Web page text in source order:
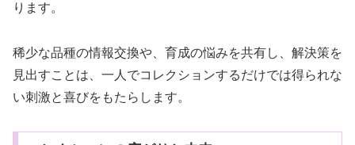
ります。
稀少な品種の情報交換や、育成の悩みを共有し、解決策を
見出すことは、一人でコレクションするだけでは得られな
い刺激と喜びをもたらします。